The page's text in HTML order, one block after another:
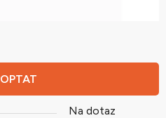
Na dotaz